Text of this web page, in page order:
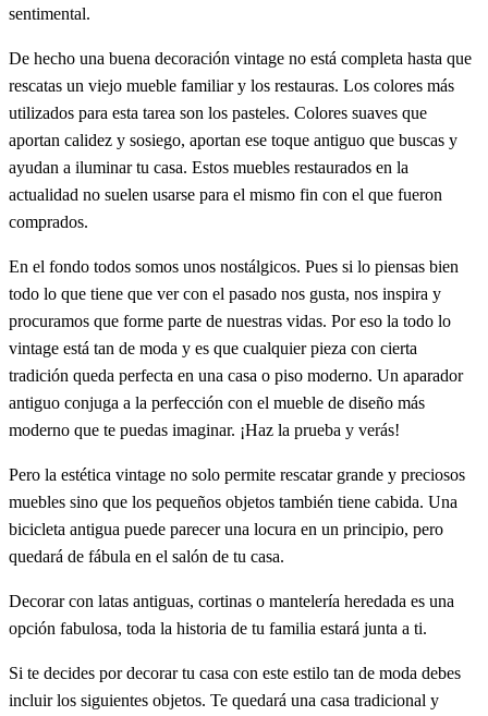
sentimental.
De hecho una buena decoración vintage no está completa hasta que
rescatas un viejo mueble familiar y los restauras. Los colores más
utilizados para esta tarea son los pasteles. Colores suaves que
aportan calidez y sosiego, aportan ese toque antiguo que buscas y
ayudan a iluminar tu casa. Estos muebles restaurados en la
actualidad no suelen usarse para el mismo fin con el que fueron
comprados.
En el fondo todos somos unos nostálgicos. Pues si lo piensas bien
todo lo que tiene que ver con el pasado nos gusta, nos inspira y
procuramos que forme parte de nuestras vidas. Por eso la todo lo
vintage está tan de moda y es que cualquier pieza con cierta
tradición queda perfecta en una casa o piso moderno. Un aparador
antiguo conjuga a la perfección con el mueble de diseño más
moderno que te puedas imaginar. ¡Haz la prueba y verás!
Pero la estética vintage no solo permite rescatar grande y preciosos
muebles sino que los pequeños objetos también tiene cabida. Una
bicicleta antigua puede parecer una locura en un principio, pero
quedará de fábula en el salón de tu casa.
Decorar con latas antiguas, cortinas o mantelería heredada es una
opción fabulosa, toda la historia de tu familia estará junta a ti.
Si te decides por decorar tu casa con este estilo tan de moda debes
incluir los siguientes objetos. Te quedará una casa tradicional y